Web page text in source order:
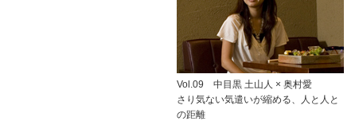
Vol.09 中目黒 土山人 × 奥村愛
さり気ない気遣いが縮める、人と人と
の距離